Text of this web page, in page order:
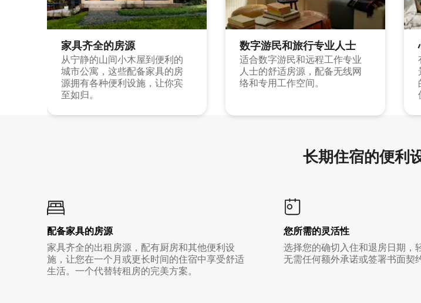
家具齐全的房源
从宁静的山间小木屋到便利的
城市公寓，这些配备家具的房
源拥有各种便利设施，让你宾
至如归。
数字游民和旅行专业人士
适合数字游民和远程工作专业
人士的舒适房源，配备无线网
络和专用工作空间。
长期住宿的便利
配备家具的房源
家具齐全的出租房源，配有厨房和其他便利设
施，让您在一个月或更长时间的住宿中享受舒适
生活。一个代替转租房的完美方案。
您所需的灵活性
选择您的确切入住和退房日期，
无需任何额外承诺或签署书面契